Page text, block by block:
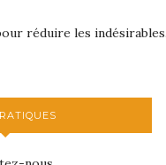
réduire les indésirables.